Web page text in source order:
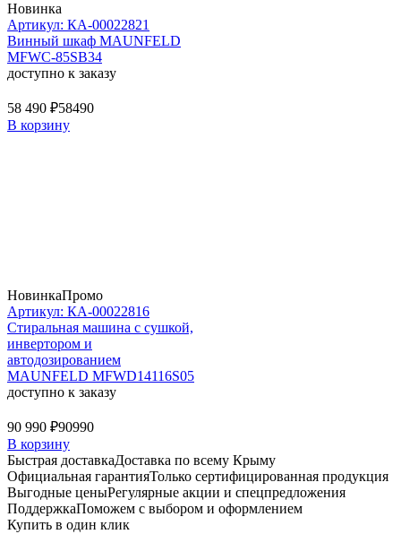
Новинка
Артикул: КА-00022821
Винный шкаф MAUNFELD
MFWC-85SB34
доступно к заказу
58 490 ₽58490
В корзину
НовинкаПромо
Артикул: КА-00022816
Стиральная машина c сушкой,
инвертором и
автодозированием
MAUNFELD MFWD14116S05
доступно к заказу
90 990 ₽90990
В корзину
Быстрая доставкаДоставка по всему Крыму
Официальная гарантияТолько сертифицированная продукция
Выгодные ценыРегулярные акции и спецпредложения
ПоддержкаПоможем с выбором и оформлением
Купить в один клик